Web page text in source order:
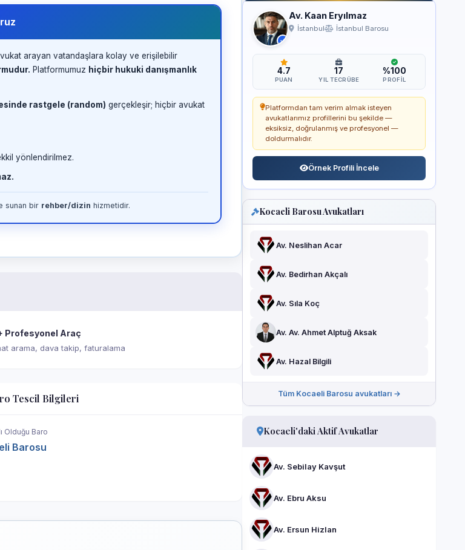
arayan vatandaşlara kolay ve erişilebilir
Platformumuz hiçbir hukuki danışmanlık
rastgele (random) gerçekleşir; hiçbir avukat
yönlendirilmez.
sunan bir rehber/dizin hizmetidir.
Profesyonel Araç
arama, dava takip, faturalama
Tescil Bilgileri
Olduğu Baro
Barosu
Av. Kaan Eryılmaz
İstanbul İstanbul Barosu
4.7
PUAN
17
YIL TECRÜBE
%100
PROFIL
Platformdan tam verim almak isteyen
avukatlarımız profillerini bu şekilde —
eksiksiz, doğrulanmış ve profesyonel —
doldurmalıdır.
Örnek Profili İncele
Kocaeli Barosu Avukatları
Av. Neslihan Acar
Av. Bedirhan Akçalı
Av. Sıla Koç
Av. Av. Ahmet Alptuğ Aksak
Av. Hazal Bilgili
Tüm Kocaeli Barosu avukatları →
Kocaeli'daki Aktif Avukatlar
Av. Sebilay Kavşut
Av. Ebru Aksu
Av. Ersun Hizlan